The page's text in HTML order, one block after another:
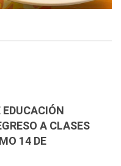
A CLASES
14 DE